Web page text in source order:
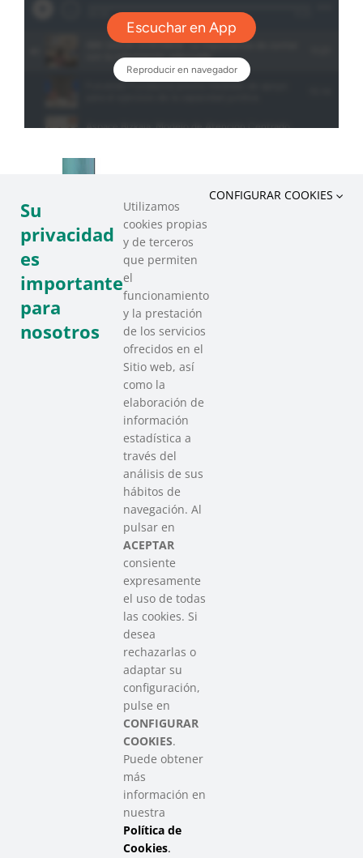
SAREEN SAREA
Asociación que agrupa a las redes
del Tercer Sector Social en Euskadi
Contacto
info@sareensarea.eu
Iparraguirre, 9 lonja – 48009 Bilbao
946 569 230
Colabora
SAREEN SAREA Euskadiko Hirugarren Sektore Soziala – Tercer
Sector Social de Euskadi
Su
privacidad
es
importante
para
nosotros
Utilizamos
cookies propias
y de terceros
que permiten
el
funcionamiento
y la prestación
de los servicios
ofrecidos en el
Sitio web, así
como la
elaboración de
información
estadística a
través del
análisis de sus
hábitos de
navegación. Al
pulsar en
ACEPTAR
consiente
expresamente
el uso de todas
las cookies. Si
desea
rechazarlas o
adaptar su
configuración,
pulse en
CONFIGURAR
COOKIES.
Puede obtener
más
información en
nuestra
Política de
Cookies.
CONFIGURAR COOKIES